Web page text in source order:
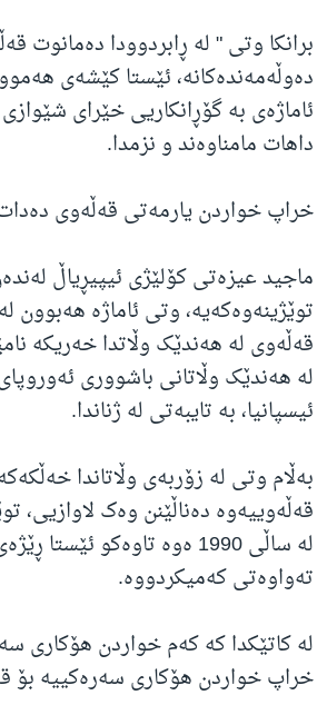
برانکا وتی " لە ڕابردوودا دەمانوت
دەوڵەمەندەکانە، ئێستا کێشەی
ئاماژەی بە گۆڕانکاریی خێرای شێوازی
داهات مامناوەند و نزمدا.
خراپ خواردن یارمەتی قەڵەوی
ماجید عیزەتی کۆلێژی ئیپیڕیاڵ
توێژینەوەکەیە، وتی ئاماژە هەبوون
قەڵەوی لە هەندێک وڵاتدا خەریکە
لە هەندێک وڵاتانی باشووری
ئیسپانیا، بە تایبەتی لە ژناندا.
بەڵام وتی لە زۆربەی وڵاتاندا
قەڵەوییەوە دەناڵێنن وەک لاوازیی،
لە ساڵی 1990 ەوە تاوەکو ئێستا
تەواوەتی کەمیکردووە.
لە کاتێکدا کە کەم خواردن هۆکاری
خراپ خواردن هۆکاری سەرەکییە بۆ